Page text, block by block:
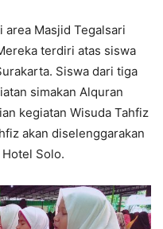
area Masjid Tegalsari
terdiri atas siswa
Siswa dari tiga
simakan Alquran
kegiatan Wisuda Tahfiz
akan diselenggarakan
Solo.